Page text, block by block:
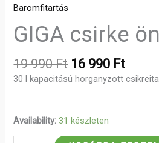
Baromfitartás
GIGA csirke
19 990Ft 16 990 Ft
30 l kapacitású horganyzott
Availability: 31 készleten